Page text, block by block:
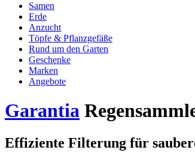
Samen
Erde
Anzucht
Töpfe & Pflanzgefäße
Rund um den Garten
Geschenke
Marken
Angebote
Garantia
Effiziente Filterung für